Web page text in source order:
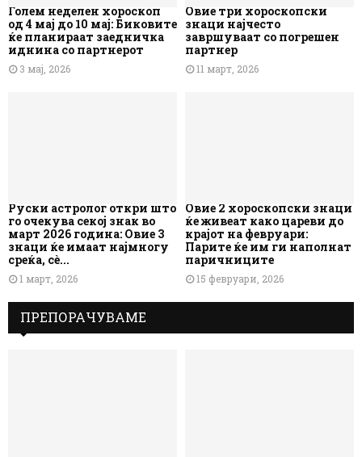
Голем неделен хороскоп
од 4 мај до 10 мај: Биковите
ќе планираат заедничка
иднина со партнерот
3 мај, 2026
Овие три хороскопски
знаци најчесто
завршуваат со погрешен
партнер
11 март, 2026
Руски астролог откри што
го очекува секој знак во
март 2026 година: Овие 3
знаци ќе имаат најмногу
среќа, сè...
1 март, 2026
Овие 2 хороскопски знаци
ќе живеат како цареви до
крајот на февруари:
Парите ќе им ги наполнат
паричниците
15 февруари, 2026
ПРЕПОРАЧУВАМЕ